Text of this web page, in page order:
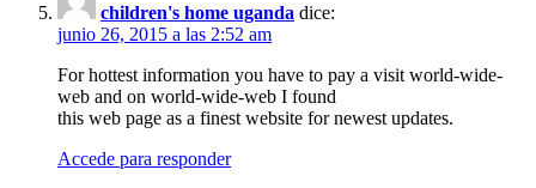
children's home uganda dice:
junio 26, 2015 a las 2:52 am
For hottest information you have to pay a visit world-wide-
web and on world-wide-web I found
this web page as a finest website for newest updates.
Accede para responder